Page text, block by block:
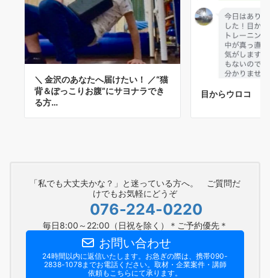
＼ 金沢のあなたへ届けたい！ ／“猫
背＆ぽっこりお腹”にサヨナラでき
る方…
目からウロコ
「私でも大丈夫かな？」と迷っている方へ。 ご質問だ
けでもお気軽にどうぞ
076-224-0220
毎日8:00～22:00（日祝を除く）＊ご予約優先＊
お問い合わせ
24時間以内に返信いたします。お急ぎの際は、携帯090-
2838-1078までお電話ください。​取材・企業案件・講師
依頼もこちらにて承ります。